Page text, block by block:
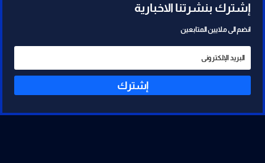
إشترك بنشرتنا الاخبارية
انضم الى ملايين المتابعين
إشترك